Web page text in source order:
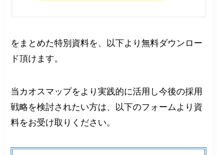
をまとめた特別資料を、以下より無料ダウンロー
ド頂けます。
当カオスマップをより実践的に活用し今後の採用
戦略を検討されたい方は、以下のフォームより資
料をお受け取りください。